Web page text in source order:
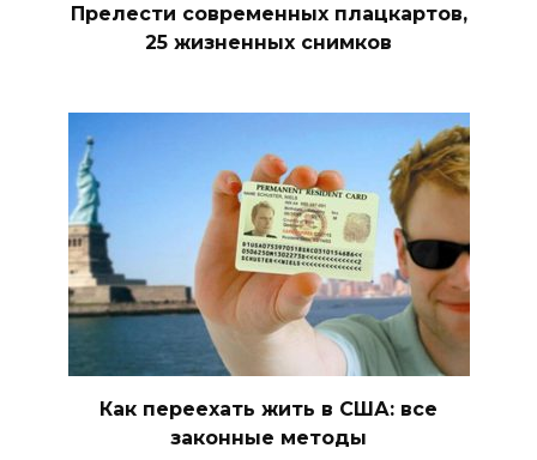
Прелести современных плацкартов,
25 жизненных снимков
Как переехать жить в США: все
законные методы